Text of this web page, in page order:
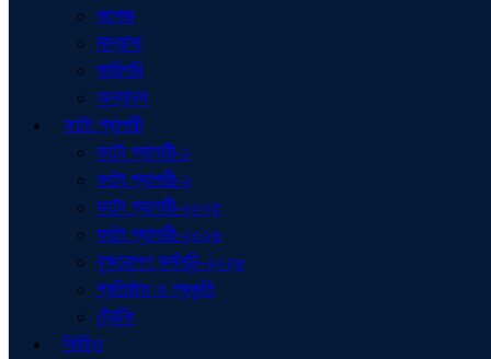
কলেজ
মাদ্রাসা
কারিগরি
অন্যান্য
ফটো গ্যালারী
ফটো গ্যালারী-১
ফটো গ্যালারী-২
ফটো গ্যালারী-২০২৫
ফটো গ্যালারী-২০২৬
বৃক্ষরোপণ কর্মসূচি-২০২৬
প্রতিষ্ঠান ও প্রকৃতি
ট্রেনিং
ভিডিও